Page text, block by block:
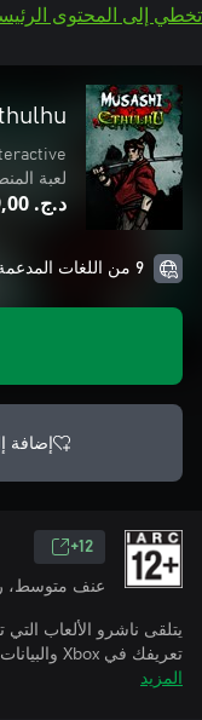
تخطي إلى المحتوى
لعبة
د.ج.‏ 539,00
9 من اللغات المدعمة
إضافة
12+
عنف متوسط،
يتلقى ناشرو الألعاب
تعريفك في Xbox والبيانات المقترنة بينما تمارس الألعاب.
المزيد